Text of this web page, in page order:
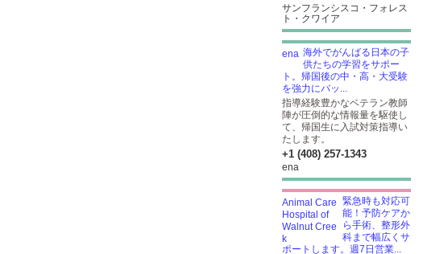
サンフランシスコ・フォレス
ト・クワイア
海外でがんばる日本の子
供たちの学習をサポー
ト。帰国後の中・高・大受験
を強力にバッ...
指導経験豊かなベテラン教師
陣が圧倒的な情報量を駆使し
て、帰国生に入試対策指導い
たします。
+1 (408) 257-1343
ena
緊急時も対応可
能！予防ケアか
ら手術、整形外
科まで幅広くサ
ポートします。週7日営業...